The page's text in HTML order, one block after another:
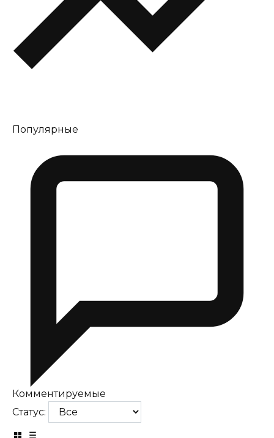
Популярные
Комментируемые
Статус: